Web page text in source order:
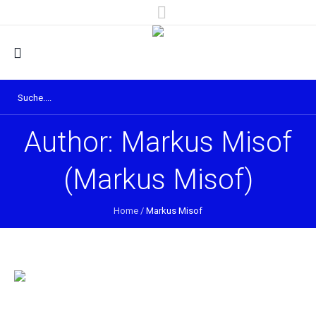
Author: Markus Misof
(Markus Misof)
Home / Markus Misof